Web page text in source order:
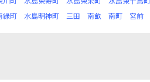
緑町 水島明神町 三田 南畝 南町 宮前